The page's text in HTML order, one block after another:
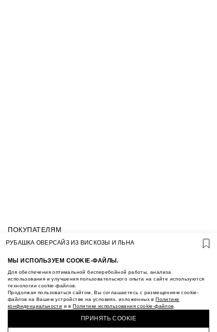
МЫ ИСПОЛЬЗУЕМ COOKIE-ФАЙЛЫ.
Для обеспечения оптимальной бесперебойной работы, анализа
использования и улучшения пользовательского опыта на сайте используются
технологии cookie-файлов.
Продолжая пользоваться сайтом, Вы соглашаетесь с размещением cookie-
файлов на Вашем устройстве на условиях, изложенных вПолитике
конфиденциальности и вПолитике использования cookie-файлов
ПРИНЯТЬ COOKIE
ПОКУПАТЕЛЯМ
УСЛОВИЯ ИСПОЛЬЗОВАНИЯ ПОДАРОЧНЫХ
ПОЛИТИКА КОНФИДЕНЦИАЛЬНОСТИ
УСЛОВИЯ ПОКУПКИ
О НАС
МАГАЗИНЫ
КАРЬЕРА
ТЕЛЕГРАМ
РУБАШКА ОВЕРСАЙЗ ИЗ ВИСКОЗЫ И ЛЬНА
КУПИТЬ + ПОЛУЧИТЬ В МАГАЗИНЕ MAAG